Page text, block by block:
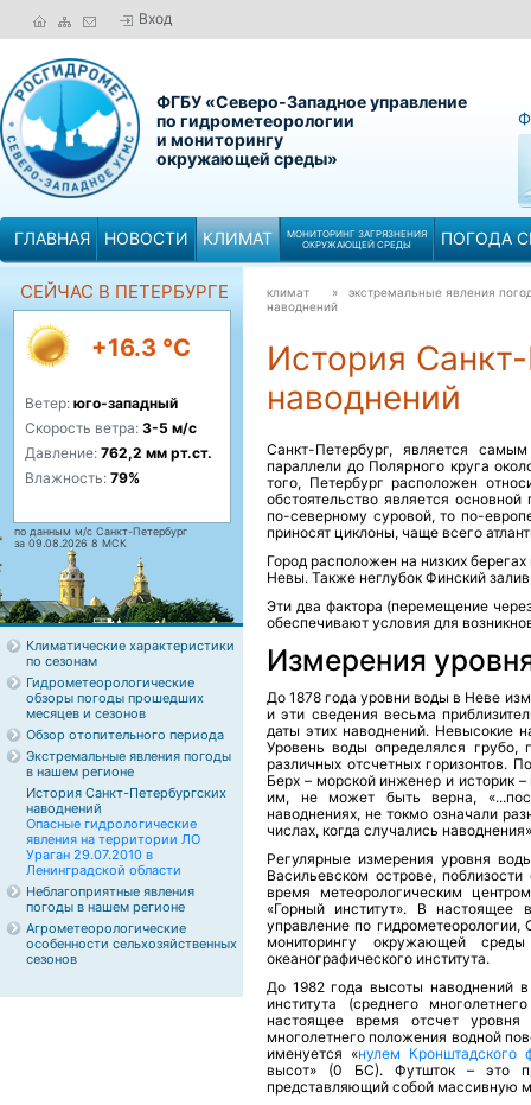
Вход
ФГБУ «Северо-Западное управление
по гидрометеорологии
и мониторингу
окружающей среды»
ГЛАВНАЯ НОВОСТИ КЛИМАТ
МОНИТОРИНГ ЗАГРЯЗНЕНИЯ
ОКРУЖАЮЩЕЙ СРЕДЫ
ПОГОДА
СЕЙЧАС В ПЕТЕРБУРГЕ
+16.3 °C
Ветер: юго-западный
Скорость ветра: 3-5 м/с
Давление: 762,2 мм рт.ст.
Влажность: 79%
по данным м/с Санкт-Петербург
за 09.08.2026 8 МСК
Климатические характеристики
по сезонам
Гидрометеорологические
обзоры погоды прошедших
месяцев и сезонов
Обзор отопительного периода
Экстремальные явления погоды
в нашем регионе
История Санкт-Петербургских
наводнений
Опасные гидрологические
явления на территории ЛО
Ураган 29.07.2010 в
Ленинградской области
Неблагоприятные явления
погоды в нашем регионе
Агрометеорологические
особенности сельхозяйственных
сезонов
климат
» экстремальные явления
наводнений
История
наводнений
Санкт-Петербург, является
параллели до Полярного круга
того, Петербург расположен
обстоятельство является
по-северному суровой, то по-
приносят циклоны, чаще всего
Город расположен на низких
Невы. Также неглубок Финский
Эти два фактора (перемещение
обеспечивают условия для
Измерения
До 1878 года уровни воды в Неве
и эти сведения весьма
даты этих наводнений. Невысокие
Уровень воды определялся грубо,
различных отсчетных горизонтов.
Берх – морской инженер и историк
им, не может быть верна,
наводнениях, не токмо означали
числах, когда случались
Регулярные измерения уровня
Васильевском острове,
время метеорологическим
«Горный институт». В настоящее
управление по гидрометеорологии,
мониторингу окружающей среды
океанографического института.
До 1982 года высоты наводнений
института (среднего
настоящее время отсчет
многолетнего положения водной
именуется «нулем Кронштадского
высот» (0 БС). Футшток – это
представляющий собой массивную